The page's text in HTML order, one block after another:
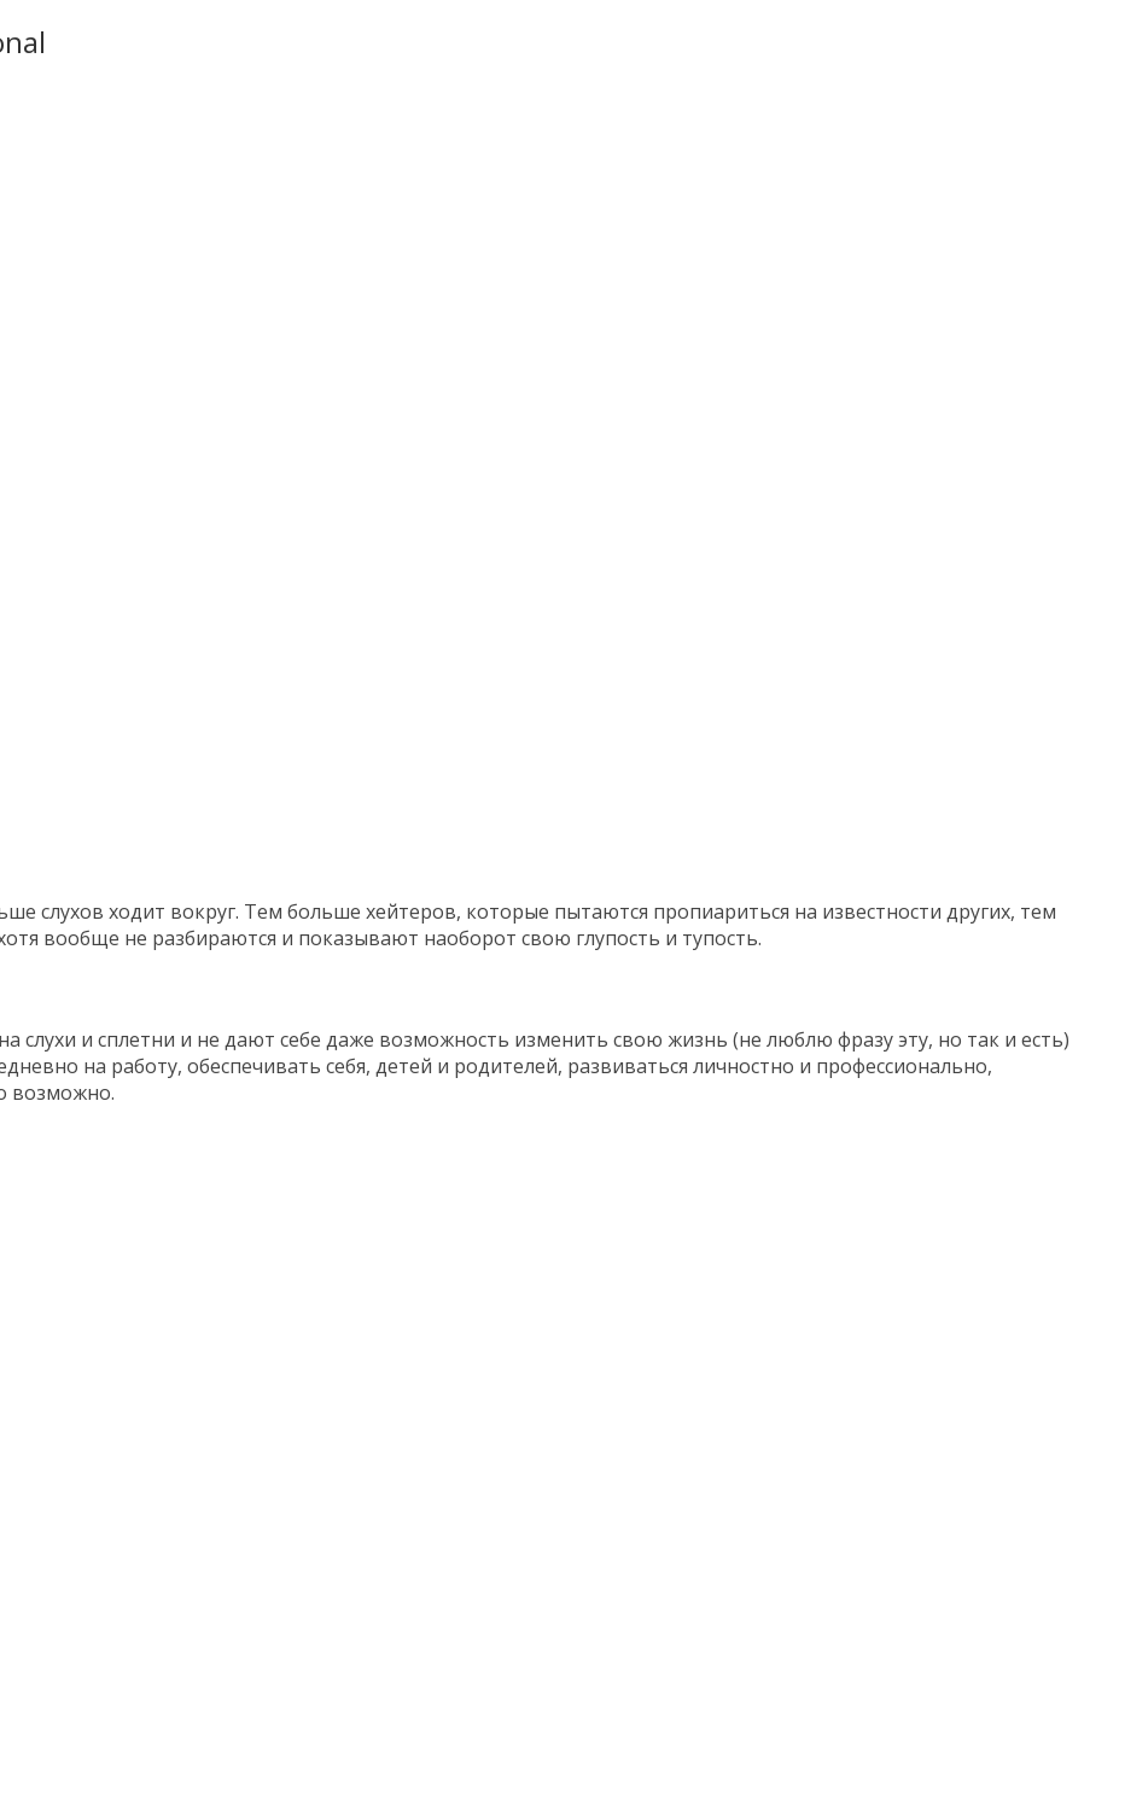
слухов ходит вокруг. Тем больше хейтеров, которые пытаются пропиариться на известности других, тем
вообще не разбираются и показывают наоборот свою глупость и тупость.
слухи и сплетни и не дают себе даже возможность изменить свою жизнь (не люблю фразу эту, но так и есть)
на работу, обеспечивать себя, детей и родителей, развиваться личностно и профессионально,
возможно.